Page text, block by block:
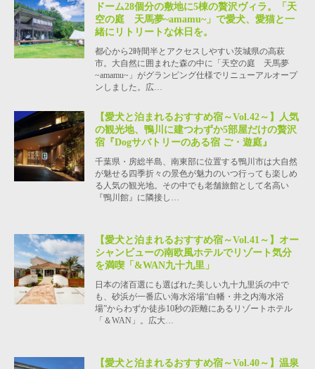
ドーム28個分の敷地に5棟の贅沢ヴィラ。「天
空の庭 天馬夢~amamu~」で愛犬、愛猫と一
緒にリトリートな休日を。
都心から2時間半とアクセスしやすい茨城県の高萩
市。大自然に囲まれた森の中に「天空の庭 天馬夢
~amamu~」がグランピング仕様でリニューアルオープ
ンしました。広…
【愛犬と泊まれるおすすめ宿～Vol.42～】人気
の観光地、鴨川に建つわずか5部屋だけの贅沢
宿『Dogサバトリーのある宿 ご・遊庭』
千葉県・房総半島、南東部に位置する鴨川市は大自然
が魅せる四季折々の景色が魅力のいつ行っても楽しめ
る人気の観光地。その中でも老舗旅館として名高い
『鴨川館』に隣接し…
【愛犬と泊まれるおすすめ宿～Vol.41～】オー
シャンビューの南欧風ホテルでリゾート気分
を満喫「&WAN九十九里」
日本の渚百選にも選ばれた美しい九十九里浜の中で
も、砂浜が一番広い海水浴場“白幡・井之内海水浴
場”からわずか徒歩10秒の距離にあるリゾートホテル
「＆WAN」。広大…
【愛犬と泊まれるおすすめ宿～Vol.40～】温泉